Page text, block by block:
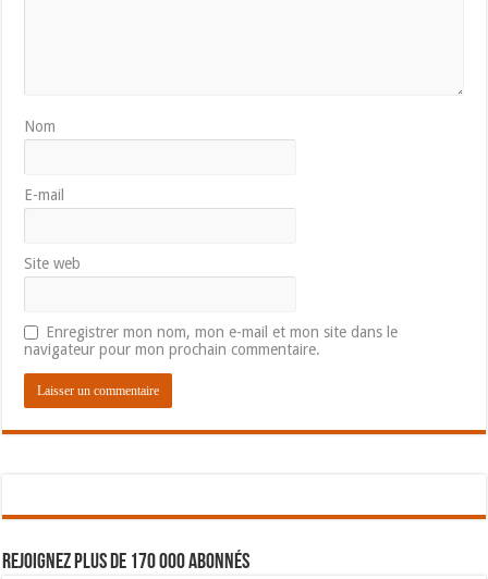
Nom
E-mail
Site web
Enregistrer mon nom, mon e-mail et mon site dans le
navigateur pour mon prochain commentaire.
Rejoignez plus de 170 000 abonnés